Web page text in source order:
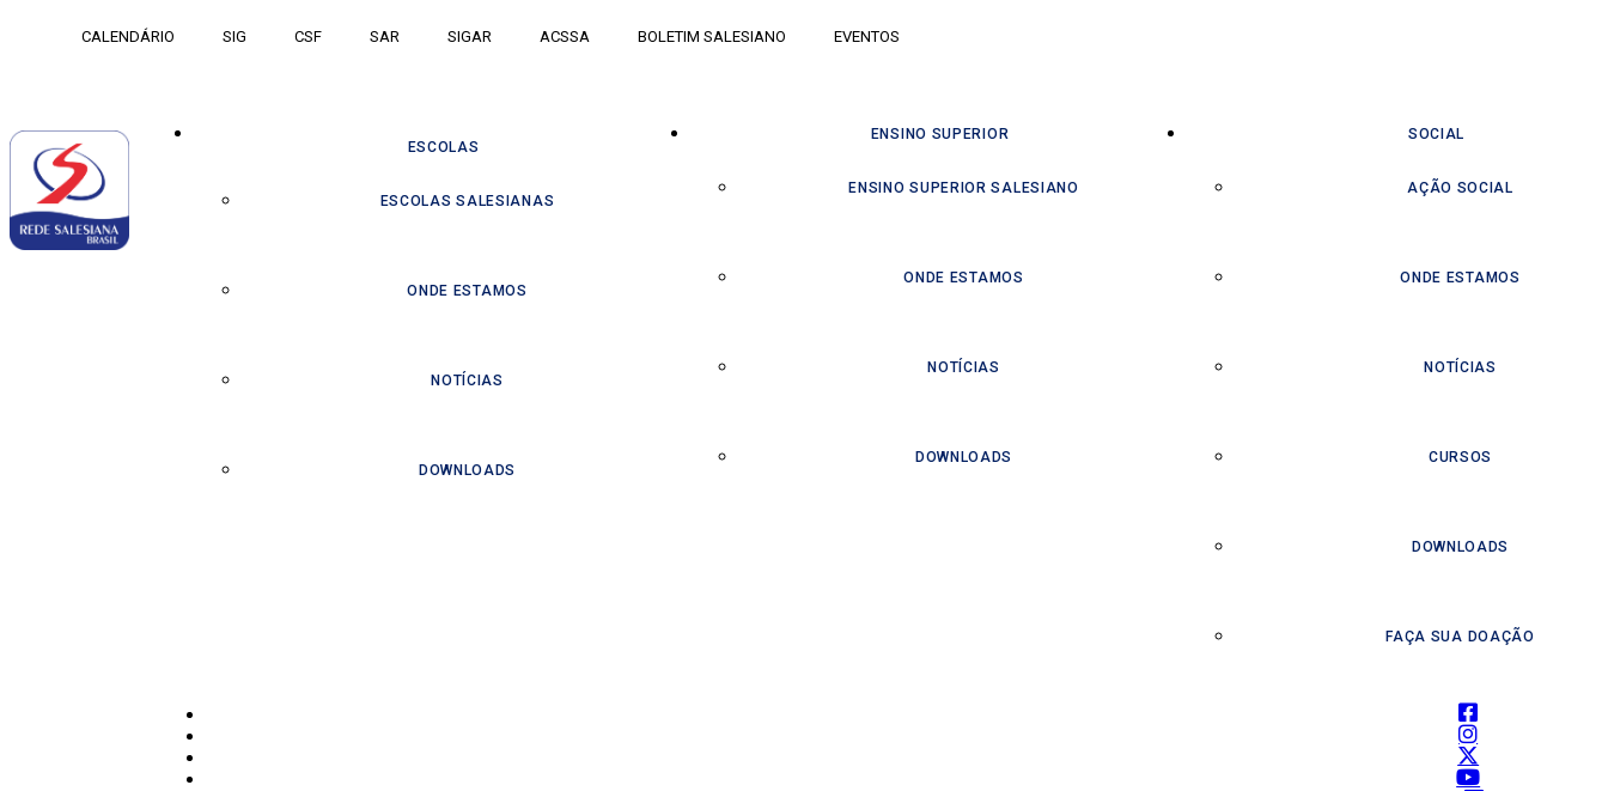
CALENDÁRIO SIG CSF SAR SIGAR ACSSA BOLETIM SALESIANO EVENTOS
ESCOLAS
ESCOLAS SALESIANAS
ONDE ESTAMOS
NOTÍCIAS
DOWNLOADS
ENSINO SUPERIOR
ENSINO SUPERIOR SALESIANO
ONDE ESTAMOS
NOTÍCIAS
DOWNLOADS
SOCIAL
AÇÃO SOCIAL
ONDE ESTAMOS
NOTÍCIAS
CURSOS
DOWNLOADS
FAÇA SUA DOAÇÃO